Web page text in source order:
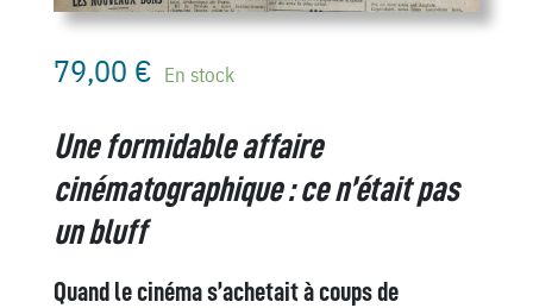
79,00 € En stock
Une formidable affaire
cinématographique : ce n’était pas
un bluff
Quand le cinéma s’achetait à coups de